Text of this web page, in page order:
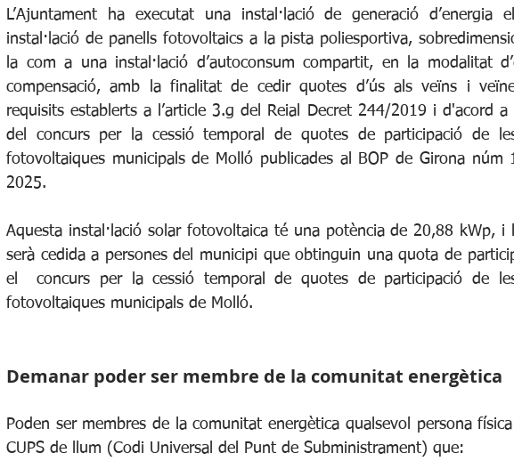
L’Ajuntament ha executat una instal·lació de generació d’energia
instal·lació de panells fotovoltaics a la pista poliesportiva,
la com a una instal·lació d’autoconsum compartit, en la modalitat
compensació, amb la finalitat de cedir quotes d’ús als veïns i
requisits establerts a l’article 3.g del Reial Decret 244/2019 i d'acord a
del concurs per la cessió temporal de quotes de participació de
fotovoltaiques municipals de Molló publicades al BOP de Girona
2025.
Aquesta instal·lació solar fotovoltaica té una potència de 20,88 kWp, i
serà cedida a persones del municipi que obtinguin una quota de
el  concurs per la cessió temporal de quotes de participació de les
fotovoltaiques municipals de Molló.
Demanar poder ser membre de la comunitat energètica
Poden ser membres de la comunitat energètica qualsevol persona
CUPS de llum (Codi Universal del Punt de Subministrament) que: